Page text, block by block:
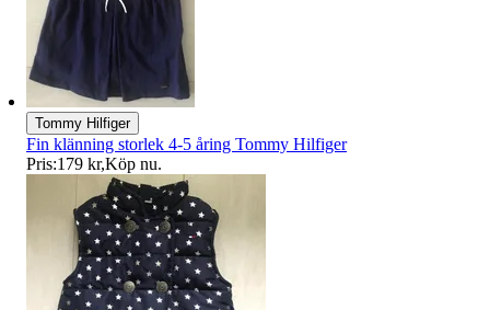
Tommy Hilfiger
Fin klänning storlek 4-5 åring Tommy Hilfiger
Pris:179 kr,Köp nu.